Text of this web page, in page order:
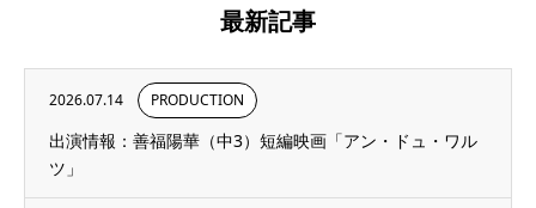
最新記事
2026.07.14 PRODUCTION
出演情報：善福陽華（中3）短編映画「アン・ドュ・ワル
ツ」